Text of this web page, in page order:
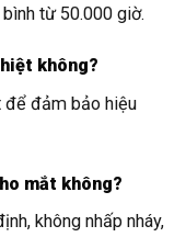
từ 50.000 giờ.
không?
để đảm bảo hiệu
mắt không?
không nhấp nháy,